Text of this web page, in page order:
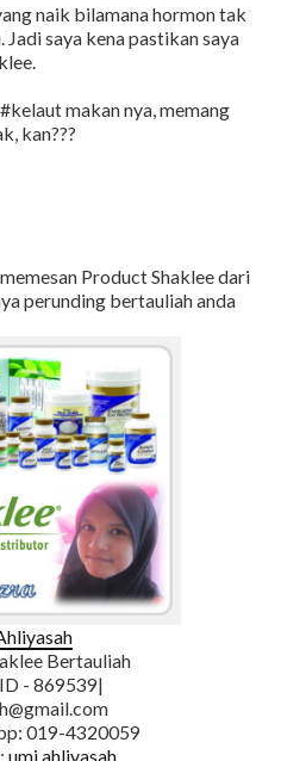
naik bilamana hormon tak
saya kena pastikan saya
makan nya, memang
kan???
Product Shaklee dari
perunding bertauliah anda
Bertauliah
- 869539|
019-4320059
umi.ahliyasah